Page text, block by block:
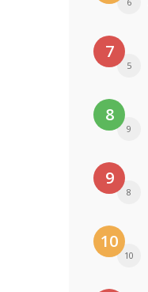
7
5
8
9
9
8
10
10